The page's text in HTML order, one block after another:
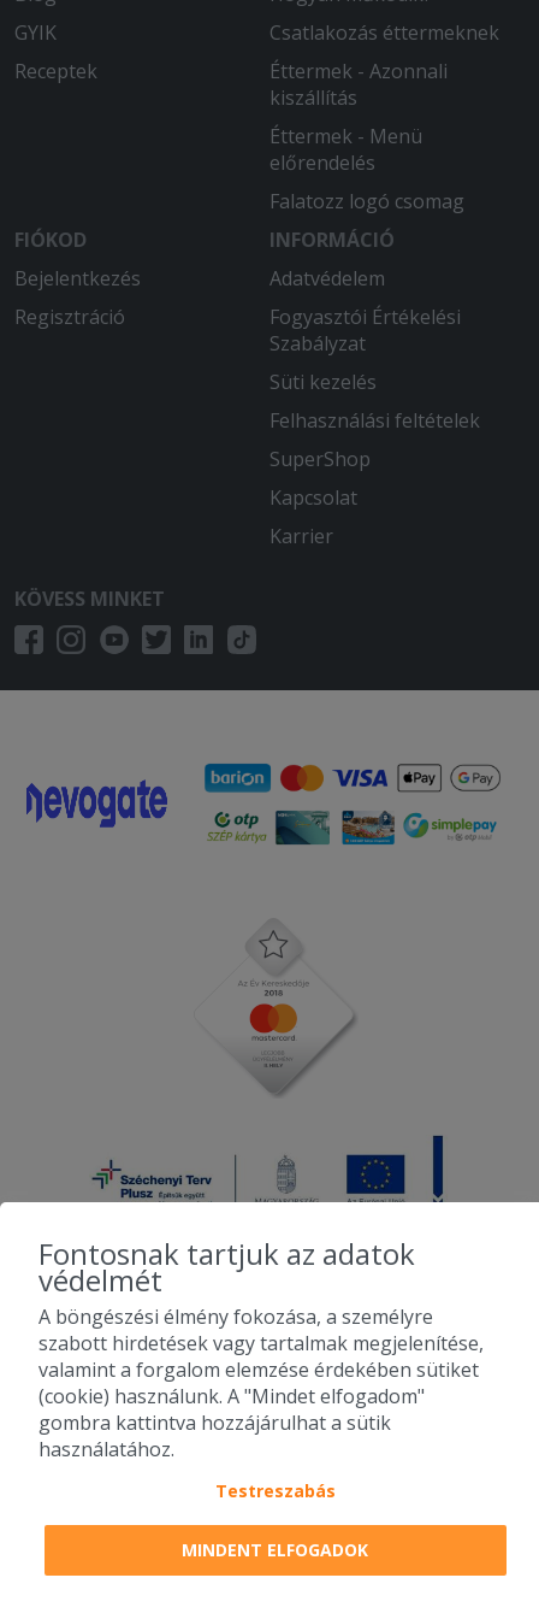
Teljesen elégedett voltam.
2025-06-18 - Gyöngyvér:
Mindig finom, gyors, kifogástalan.
Sokat kellett várnom, de a futárral és
az étellel meg voltam elégedve
GYIK
Receptek
Csatlakozás éttermeknek
Éttermek - Azonnali
kiszállítás
Éttermek - Menü
előrendelés
Falatozz logó csomag
FIÓKOD
Bejelentkezés
Regisztráció
INFORMÁCIÓ
Adatvédelem
Fogyasztói Értékelési
Szabályzat
Süti kezelés
Felhasználási feltételek
SuperShop
Kapcsolat
Karrier
KÖVESS MINKET
2010-2026 Copyright - Falatozz.hu - Diston-line Kft.
Pizza, gyros, hamburger, menük kedvező áron, egy helyen az összes
étterem ajánlata.
Fontosnak tartjuk az adatok
védelmét
A böngészési élmény fokozása, a személyre
szabott hirdetések vagy tartalmak megjelenítése,
valamint a forgalom elemzése érdekében sütiket
(cookie) használunk. A "Mindet elfogadom"
gombra kattintva hozzájárulhat a sütik
használatához.
Testreszabás
MINDENT ELFOGADOK